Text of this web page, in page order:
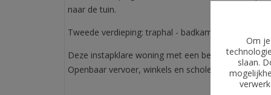
naar de tuin.
Tweede verdieping: traphal - badkamer met
Deze instapklare woning met een bewoonbare
Openbaar vervoer, winkels en scholen in de
Om
slaan.